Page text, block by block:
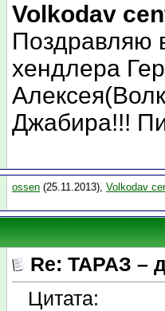
Volkodav
Поздравляю
хендлера
Джабира!!!
ossen (25.11.2013), Volkodav
Re: ТАРАЗ –
Цитата: